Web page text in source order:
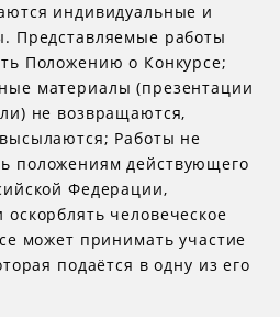
индивидуальные и
Представляемые работы
Положению о Конкурсе;
материалы (презентации
не возвращаются,
Работы не
положениям действующего
Федерации,
человеческое
может принимать участие
подаётся в одну из его